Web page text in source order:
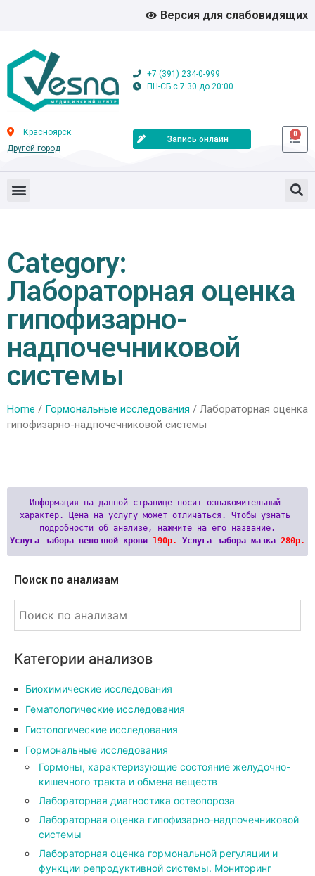
Версия для слабовидящих
+7 (391) 234-0-999
ПН-СБ с 7:30 до 20:00
Красноярск
Другой город
Запись онлайн
0
Category:
Лабораторная оценка
гипофизарно-
надпочечниковой
системы
Home / Гормональные исследования / Лабораторная оценка
гипофизарно-надпочечниковой системы
Информация на данной странице носит ознакомительный
характер. Цена на услугу может отличаться. Чтобы узнать
Услуга забора венозной крови 190р. Услуга забора мазка 280р.
Поиск по анализам
Категории анализов
Биохимические исследования
Гематологические исследования
Гистологические исследования
Гормональные исследования
Гормоны, характеризующие состояние желудочно-
кишечного тракта и обмена веществ
Лабораторная диагностика остеопороза
Лабораторная оценка гипофизарно-надпочечниковой
системы
Лабораторная оценка гормональной регуляции и
функции репродуктивной системы. Мониторинг